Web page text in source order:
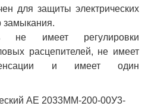
для защиты электрических
замыкания.
не имеет регулировки
расцепителей, не имеет
и имеет один
АЕ 2033ММ-200-00У3-